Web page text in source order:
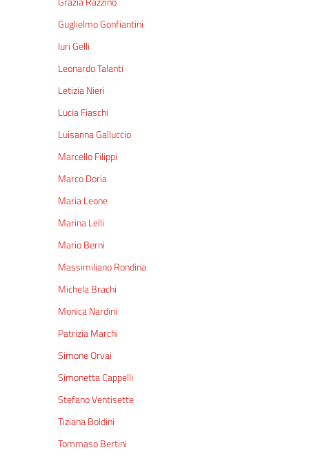
Guglielmo Gonfiantini
Iuri Gelli
Leonardo Talanti
Letizia Nieri
Lucia Fiaschi
Luisanna Galluccio
Marcello Filippi
Marco Doria
Maria Leone
Marina Lelli
Mario Berni
Massimiliano Rondina
Michela Brachi
Monica Nardini
Patrizia Marchi
Simone Orvai
Simonetta Cappelli
Stefano Ventisette
Tiziana Boldini
Tommaso Bertini